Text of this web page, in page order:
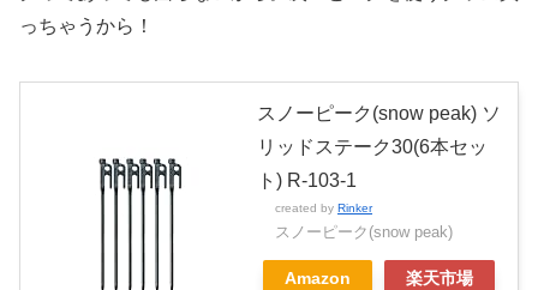
っちゃうから！
スノーピーク(snow peak) ソ
リッドステーク30(6本セッ
ト) R-103-1
created by Rinker
スノーピーク(snow peak)
Amazon 楽天市場